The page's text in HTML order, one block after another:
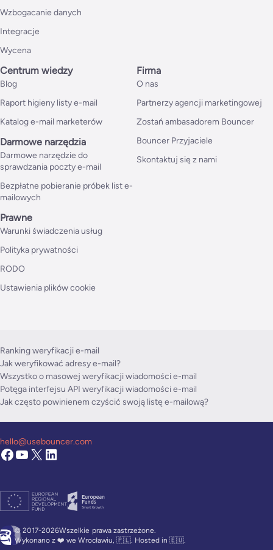
Wzbogacanie danych
Integracje
Wycena
Centrum wiedzy
Blog
Raport higieny listy e-mail
Katalog e-mail marketerów
Darmowe narzędzia
Darmowe narzędzie do
sprawdzania poczty e-mail
Bezpłatne pobieranie próbek list e-
mailowych
Firma
O nas
Partnerzy agencji marketingowej
Zostań ambasadorem Bouncer
Bouncer Przyjaciele
Skontaktuj się z nami
Prawne
Warunki świadczenia usług
Polityka prywatności
RODO
Ustawienia plików cookie
Ranking weryfikacji e-mail
Jak weryfikować adresy e-mail?
Wszystko o masowej weryfikacji wiadomości e-mail
Potęga interfejsu API weryfikacji wiadomości e-mail
Jak często powinienem czyścić swoją listę e-mailową?
© 2017-2026Wszelkie prawa zastrzeżone.
Wykonano z ❤️ we Wrocławiu, 🇵🇱. Hosted in 🇪🇺.
hello@usebouncer.com